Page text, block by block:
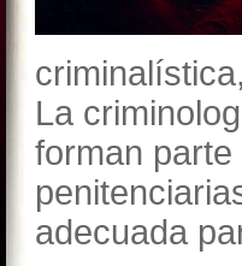
La
forman
adecuada